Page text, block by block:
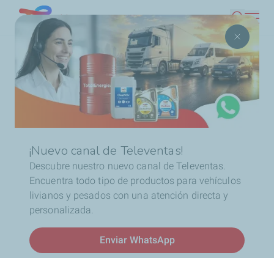
Pasar
al
contenido
principal
¡Nuevo canal de Televentas!
Descubre nuestro nuevo canal de Televentas.
Encuentra todo tipo de productos para vehículos
livianos y pesados con una atención directa y
personalizada.
Enviar WhatsApp
Chile
Buscar
Ruta
de
navegación
Inicio Noticias
La pasión de ELF ahora en Las
Condes
Noticias
La pasión de ELF ahora en
Las Condes